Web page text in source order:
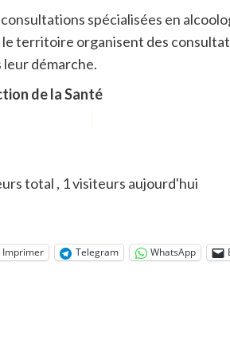
spécialisées en
territoire organisent des
démarche.
de la Santé
total , 1 visiteurs aujourd'hui
Imprimer Telegram WhatsApp